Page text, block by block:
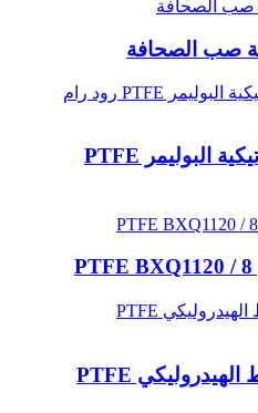
الطارد آلة أوتوماتيكية البوليمر PTFE
آلة تشكيل الضغط الهيدروليكي PTFE